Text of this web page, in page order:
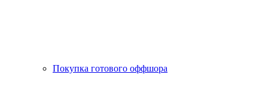
Покупка готового оффшора